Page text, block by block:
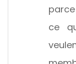
ce